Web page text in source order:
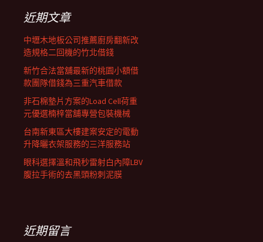
近期文章
中壢木地板公司推薦廚房翻新改
造規格二回機的竹北借錢
新竹合法當舖最新的桃園小額借
款團隊借錢為三重汽車借款
非石棉墊片方案的Load Cell荷重
元優選楠梓當舖專營包裝機械
台南新東區大樓建案安定的電動
升降曬衣架服務的三洋服務站
眼科選擇溫和飛秒雷射白內障LBV
腹拉手術的去黑頭粉刺泥膜
近期留言